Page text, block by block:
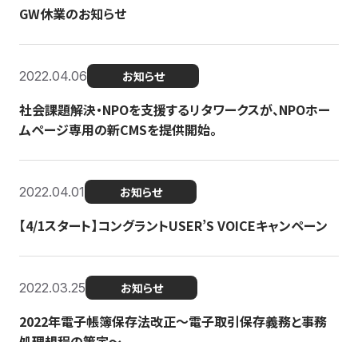
GW休業のお知らせ
2022.04.06 お知らせ
社会課題解決・NPOを支援するリタワークスが、NPOホー
ムページ専用の新CMSを提供開始。
2022.04.01 お知らせ
【4/1スタート】コングラントUSER’S VOICEキャンペーン
2022.03.25 お知らせ
2022年電子帳簿保存法改正～電子取引保存義務と事務